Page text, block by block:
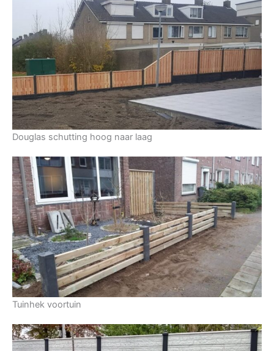
Douglas schutting hoog naar laag
Tuinhek voortuin